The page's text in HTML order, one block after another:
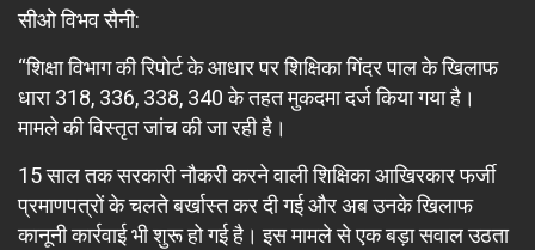
सीओ विभव सैनी:
“शिक्षा विभाग की रिपोर्ट के आधार पर शिक्षिका गिंदर पाल के खिलाफ
धारा 318, 336, 338, 340 के तहत मुकदमा दर्ज किया गया है।
मामले की विस्तृत जांच की जा रही है।
15 साल तक सरकारी नौकरी करने वाली शिक्षिका आखिरकार फर्जी
प्रमाणपत्रों के चलते बर्खास्त कर दी गई और अब उनके खिलाफ
कानूनी कार्रवाई भी शुरू हो गई है। इस मामले से एक बड़ा सवाल उठता